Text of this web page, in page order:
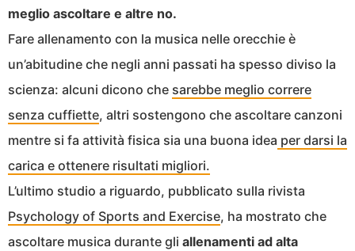
meglio ascoltare e altre no.
Fare allenamento con la musica nelle orecchie è
un’abitudine che negli anni passati ha spesso diviso la
scienza: alcuni dicono che sarebbe meglio correre
senza cuffiette, altri sostengono che ascoltare canzoni
mentre si fa attività fisica sia una buona idea per darsi la
carica e ottenere risultati migliori.
L’ultimo studio a riguardo, pubblicato sulla rivista
Psychology of Sports and Exercise, ha mostrato che
ascoltare musica durante gli allenamenti ad alta